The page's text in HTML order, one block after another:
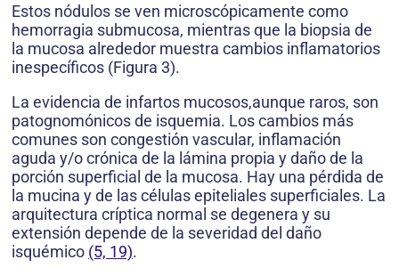
Estos nódulos se ven microscópicamente como
hemorragia submucosa, mientras que la biopsia de
la mucosa alrededor muestra cambios inflamatorios
inespecíficos (Figura 3).
La evidencia de infartos mucosos,aunque raros, son
patognomónicos de isquemia. Los cambios más
comunes son congestión vascular, inflamación
aguda y/o crónica de la lámina propia y daño de la
porción superficial de la mucosa. Hay una pérdida de
la mucina y de las células epiteliales superficiales. La
arquitectura críptica normal se degenera y su
extensión depende de la severidad del daño
isquémico (5, 19).